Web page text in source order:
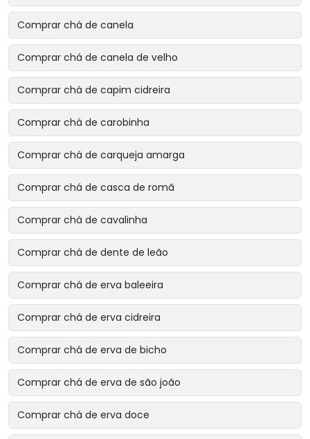
Comprar chá de canela
Comprar chá de canela de velho
Comprar chá de capim cidreira
Comprar chá de carobinha
Comprar chá de carqueja amarga
Comprar chá de casca de romã
Comprar chá de cavalinha
Comprar chá de dente de leão
Comprar chá de erva baleeira
Comprar chá de erva cidreira
Comprar chá de erva de bicho
Comprar chá de erva de são joão
Comprar chá de erva doce